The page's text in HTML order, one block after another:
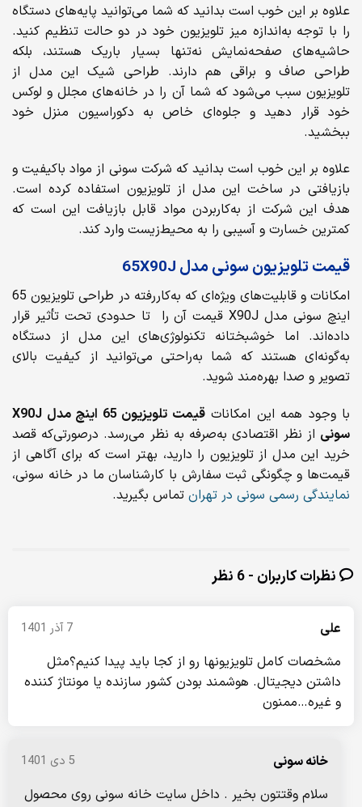
علاوه بر این خوب است بدانید که شما می‌توانید پایه‌های دستگاه
را با توجه به‌اندازه میز تلویزیون خود در دو حالت تنظیم کنید.
حاشیه‌های صفحه‌نمایش نه‌تنها بسیار باریک هستند، بلکه
طراحی صاف و براقی هم دارند. طراحی شیک این مدل از
تلویزیون سبب می‌شود که شما آن را در خانه‌های مجلل و لوکس
خود قرار دهید و جلوه‌ای خاص به دکوراسیون منزل خود
ببخشید.
علاوه بر این خوب است بدانید که شرکت سونی از مواد باکیفیت و
بازیافتی در ساخت این مدل از تلویزیون استفاده کرده است.
هدف این شرکت از به‌کاربردن مواد قابل بازیافت این است که
کمترین خسارت و آسیبی را به محیط‌زیست وارد کند.
قیمت تلویزیون سونی مدل 65X90J
امکانات و قابلیت‌های ویژه‌ای که به‌کاررفته در طراحی تلویزیون 65
اینچ سونی مدل X90J قیمت آن را تا حدودی تحت تأثیر قرار
داده‌اند. اما خوشبختانه تکنولوژی‌های این مدل از دستگاه
به‌گونه‌ای هستند که شما به‌راحتی می‌توانید از کیفیت بالای
تصویر و صدا بهره‌مند شوید.
با وجود همه این امکاناتقیمت تلویزیون 65 اینچ مدل
X90J
سونی از نظر اقتصادی به‌صرفه به نظر می‌رسد. درصورتی‌که قصد
خرید این مدل از تلویزیون را دارید، بهتر است که برای آگاهی از
قیمت‌ها و چگونگی ثبت سفارش با کارشناسان ما در خانه سونی،
نمایندگی رسمی سونی در تهران تماس بگیرید.
نظرات کاربران - 6 نظر
علی 7 آذر 1401
مشخصات کامل تلویزیونها رو از کجا باید پیدا کنیم؟مثل
داشتن دیجیتال. هوشمند بودن کشور سازنده یا مونتاژ کننده
و غیره…ممنون
خانه سونی 5 دی 1401
سلام وقتتون بخیر . داخل سایت خانه سونی روی محصول